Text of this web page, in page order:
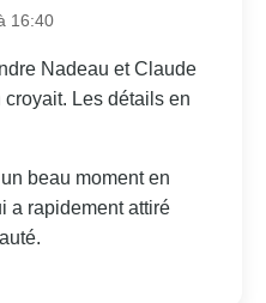
16:40
Nadeau et Claude
croyait. Les détails en
beau moment en
a rapidement attiré